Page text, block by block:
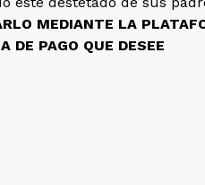
MEDIANTE LA
DE PAGO QUE DESEE